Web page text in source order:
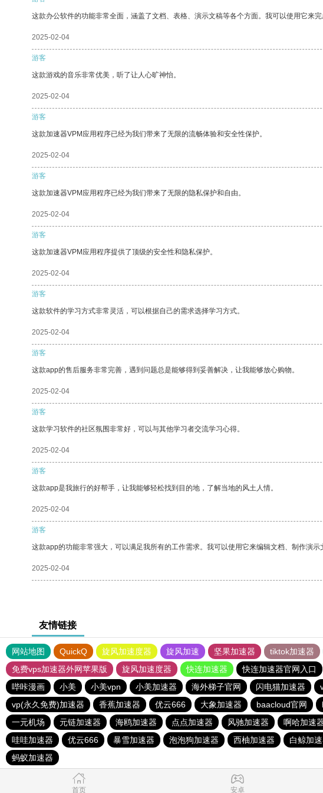
这款办公软件的功能非常全面，涵盖了文档、表格、演示文稿等各个方面。我可以使用它来完
2025-02-04
游客
这款游戏的音乐非常优美，听了让人心旷神怡。
2025-02-04
游客
这款加速器VPM应用程序已经为我们带来了无限的流畅体验和安全性保护。
2025-02-04
游客
这款加速器VPM应用程序已经为我们带来了无限的隐私保护和自由。
2025-02-04
游客
这款加速器VPM应用程序提供了顶级的安全性和隐私保护。
2025-02-04
游客
这款软件的学习方式非常灵活，可以根据自己的需求选择学习方式。
2025-02-04
游客
这款app的售后服务非常完善，遇到问题总是能够得到妥善解决，让我能够放心购物。
2025-02-04
游客
这款学习软件的社区氛围非常好，可以与其他学习者交流学习心得。
2025-02-04
游客
这款app是我旅行的好帮手，让我能够轻松找到目的地，了解当地的风土人情。
2025-02-04
游客
这款app的功能非常强大，可以满足我所有的工作需求。我可以使用它来编辑文档、制作演示
2025-02-04
友情链接
网站地图 QuickQ 旋风加速度器 旋风加速 坚果加速器 tiktok加速器
免费vps加速器外网苹果版
旋风加速度器 快连加速器 快连加速器官网入口
哔咔漫画
小美 小美vpn 小美加速器 海外梯子官网 闪电猫加速器
vp(永久免费)加速器
香蕉加速器 优云666 大象加速器 baacloud官网
一元机场
元链加速器 海鸥加速器 点点加速器 风驰加速器 啊哈加速
哇哇加速器
优云666 暴雪加速器 泡泡狗加速器 西柚加速器 白鲸加
蚂蚁加速器
首页 安卓